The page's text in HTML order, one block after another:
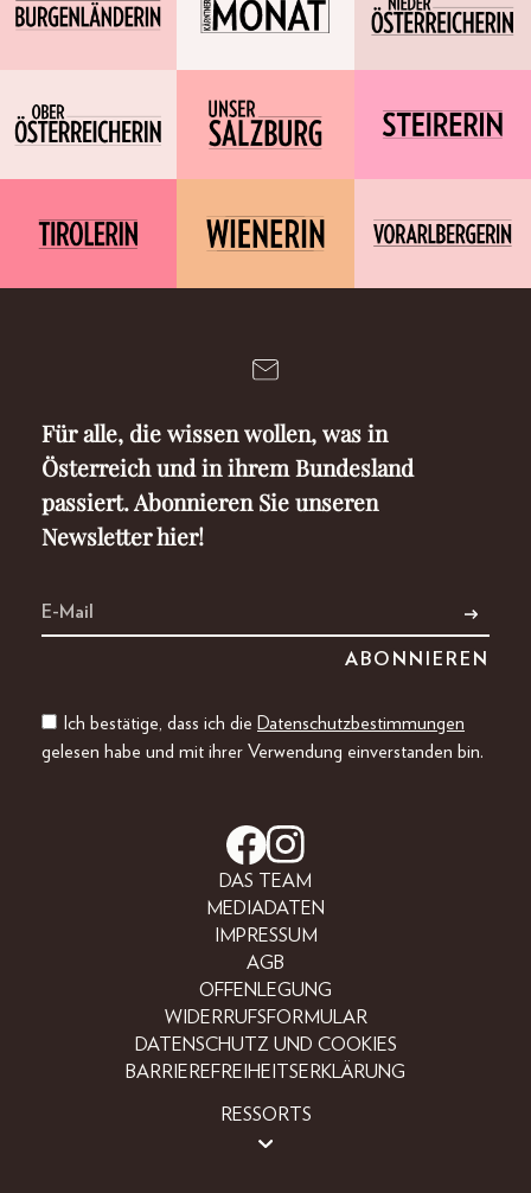
Für alle, die wissen wollen, was in
Österreich und in ihrem Bundesland
passiert. Abonnieren Sie unseren
Newsletter hier!
Ich bestätige, dass ich die Datenschutzbestimmungen
gelesen habe und mit ihrer Verwendung einverstanden bin.
DAS TEAM
MEDIADATEN
IMPRESSUM
AGB
OFFENLEGUNG
WIDERRUFSFORMULAR
DATENSCHUTZ UND COOKIES
BARRIEREFREIHEITSERKLÄRUNG
RESSORTS